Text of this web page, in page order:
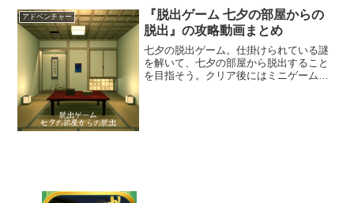
して状況を変えたり、アイテムを使って
謎を解こう。
アドベンチャー
『脱出ゲーム 七夕の部屋からの
脱出』の攻略動画まとめ
七夕の脱出ゲーム。仕掛けられている謎
を解いて、七夕の部屋から脱出すること
を目指そう。クリア後にはミニゲームで